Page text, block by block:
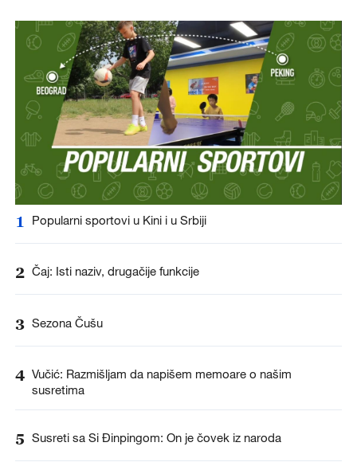
1 Popularni sportovi u Kini i u Srbiji
2 Čaj: Isti naziv, drugačije funkcije
3 Sezona Čušu
4 Vučić: Razmišljam da napišem memoare o našim
susretima
5 Susreti sa Si Đinpingom: On je čovek iz naroda